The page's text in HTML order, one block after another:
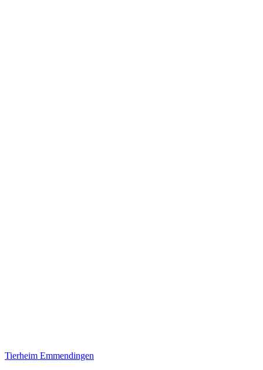
Tierheim Emmendingen